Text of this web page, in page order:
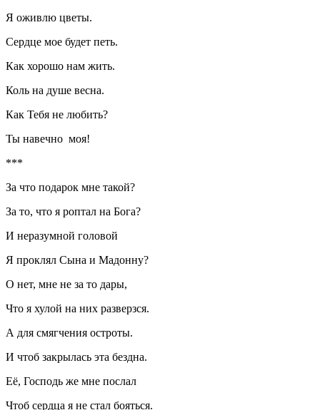
Я оживлю цветы.
Сердце мое будет петь.
Как хорошо нам жить.
Коль на душе весна.
Как Тебя не любить?
Ты навечно моя!
***
За что подарок мне такой?
За то, что я роптал на Бога?
И неразумной головой
Я проклял Сына и Мадонну?
О нет, мне не за то дары,
Что я хулой на них разверзся.
А для смягчения остроты.
И чтоб закрылась эта бездна.
Её, Господь же мне послал
Чтоб сердца я не стал бояться.